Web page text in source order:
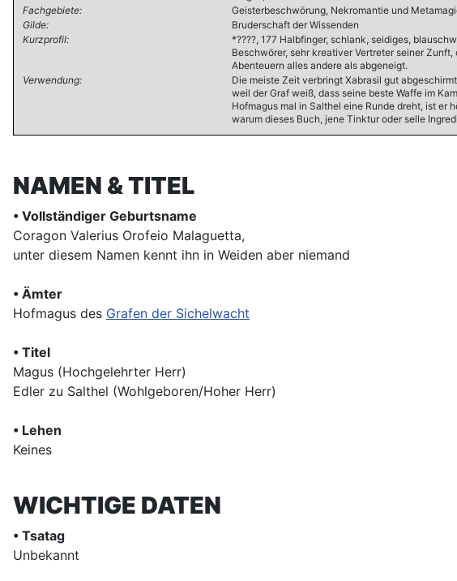
Fachgebiete:
Geisterbeschwörung, Nekromantie und
Gilde:
Bruderschaft der Wissenden
Kurzprofil:
*????, 177 Halbfinger, schlank, seidiges,
Beschwörer, sehr kreativer Vertreter seiner
Abenteuern alles andere als abgeneigt.
Verwendung:
Die meiste Zeit verbringt Xabrasil gut
weil der Graf weiß, dass seine beste Waffe im
Hofmagus mal in Salthel eine Runde dreht, ist er
warum dieses Buch, jene Tinktur oder selle
NAMEN & TITEL
• Vollständiger Geburtsname
Coragon Valerius Orofeio Malaguetta,
unter diesem Namen kennt ihn in Weiden aber niemand
• Ämter
Hofmagus des Grafen der Sichelwacht
• Titel
Magus (Hochgelehrter Herr)
Edler zu Salthel (Wohlgeboren/Hoher Herr)
• Lehen
Keines
WICHTIGE DATEN
• Tsatag
Unbekannt